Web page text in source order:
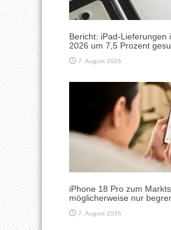
Bericht: iPad-Lieferungen
2026 um 7,5 Prozent
7. August 2026
iPhone 18 Pro zum
möglicherweise nur
7. August 2026